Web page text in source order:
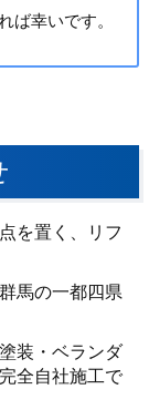
ば幸いです。
を置く、リフ
馬の一都四県
装・ベランダ
全自社施工で